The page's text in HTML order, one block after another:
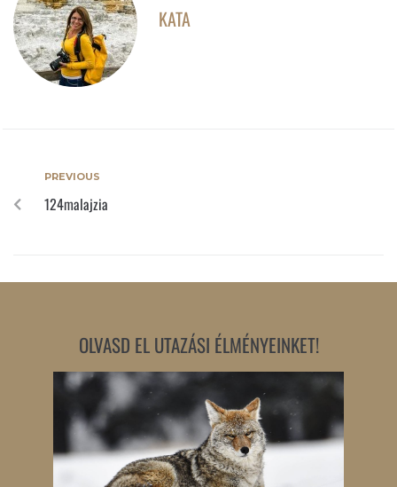
KATA
PREVIOUS
124malajzia
OLVASD EL UTAZÁSI ÉLMÉNYEINKET!